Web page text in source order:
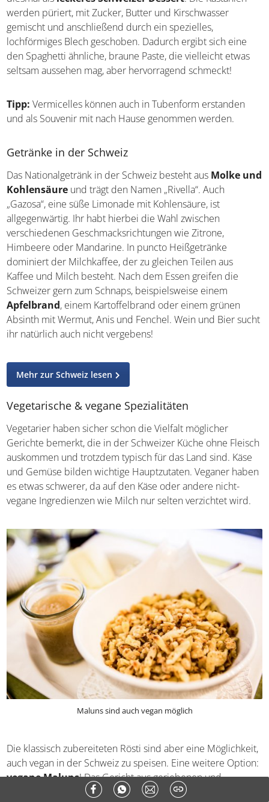
Luzern entdecken
Vermicelles
Nun kommen uns wieder die Esskastanien auf den Tisch
Kastanien werden püriert, mit Zucker, Butter und
Kirschwasser gemischt und anschließend durch ein
spezielles, lochförmiges Blech geschoben. Dadurch ergibt
vielleicht etwas seltsam aussehen mag, aber
hervorragend schmeckt!
Tipp:Vermicelles können auch in Tubenform erstanden
und als Souvenir mit nach Hause genommen werden.
Getränke in der Schweiz
Das Nationalgetränk in der Schweiz besteht ausMolke
und Kohlensäureund trägt den Namen „Rivella“. Auch
„Gazosa“, eine süße Limonade mit Kohlensäure, ist
allgegenwärtig. Ihr habt hierbei die Wahl zwischen
verschiedenen Geschmacksrichtungen wie Zitrone,
dominiert der Milchkaffee, der zu gleichen Teilen aus
Kaffee und Milch besteht. Nach dem Essen greifen die
Schweizer gern zum Schnaps, beispielsweise einem
Apfelbrand, einem Kartoffelbrand oder einem grünen
sucht ihr natürlich auch nicht vergebens!
Mehr zur Schweiz lesen
Vegetarische & vegane Spezialitäten
Vegetarier haben sicher schon die Vielfalt möglicher
Gerichte bemerkt, die in der Schweizer Küche ohne
Fleisch auskommen und trotzdem typisch für das Land
sind. Käse und Gemüse bilden wichtige Hauptzutaten.
Veganer haben es etwas schwerer, da auf den Käse oder
andere nicht-vegane Ingredienzen wie Milch nur selten
verzichtet wird.